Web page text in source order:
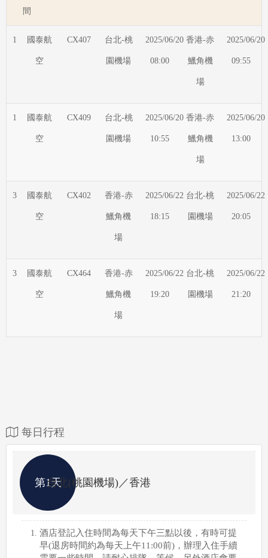
間
1 國泰航
空
CX407 台北-桃
園機場
2025/06/20
08:00
香港-赤
鱲角機
場
2025/06/20
09:55
1 國泰航
空
CX409 台北-桃
園機場
2025/06/20
10:55
香港-赤
鱲角機
場
2025/06/20
13:00
3 國泰航
空
CX402 香港-赤
鱲角機
場
2025/06/22
18:15
台北-桃
園機場
2025/06/22
20:05
3 國泰航
空
CX464 香港-赤
鱲角機
場
2025/06/22
19:20
台北-桃
園機場
2025/06/22
21:20
每日行程
第1天
台北(桃園機場)／香港
酒店登記入住時間為每天下午三點以後，有時可提
早(退房時間約為每天上午11:00前)，辦理入住手續